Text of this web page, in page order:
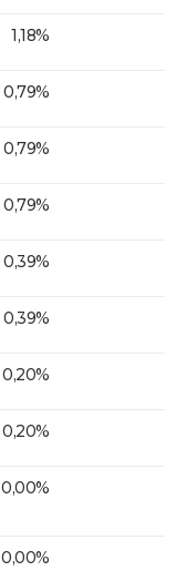
1,18%
0,79%
0,79%
0,79%
0,39%
0,39%
0,20%
0,20%
0,00%
0,00%